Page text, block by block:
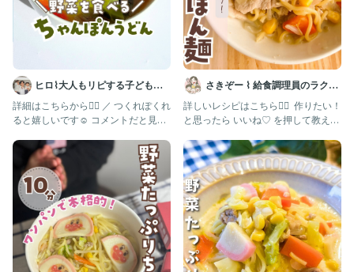
時短料理#腸活
#子供喜ぶご飯 #ちゃんぽんスープ #スープレシピ #小学生ごはん
#野菜スープ#たいぴーえん
ヒロ⌇大人もリピする子どもご
はん🍳
詳細はこちらから👇🏻 ／ つくれぽくれ
ると嬉しいです☺️ コメントだと見逃
さきぞー ⌇ 給食調理員のラクう
ま幼児食
詳しいレシピはこちら💁‍♀️ ⁡ 作りたい！
と思ったら いいね♡ を押して教えて